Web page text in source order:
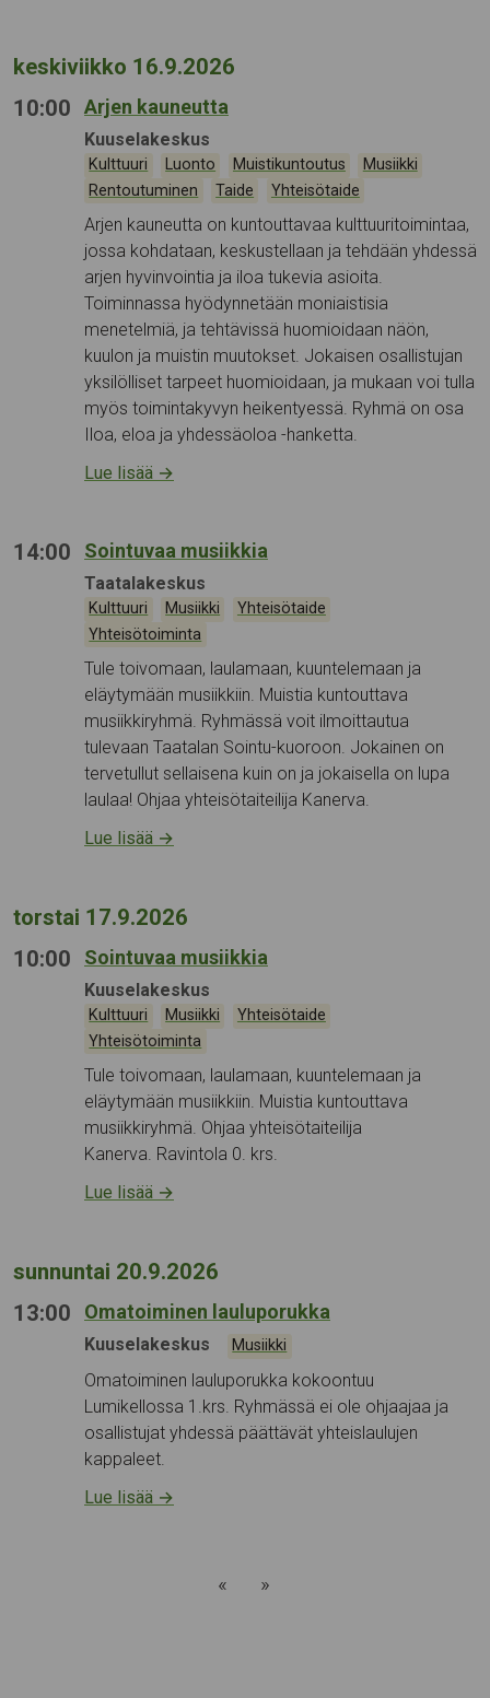
keskiviikko 16.9.2026
10:00
Arjen kauneutta
Tapahtumapaikka:
Kuuselakeskus
Kategoriat:
Kulttuuri Luonto Muistikuntoutus Musiikki
Rentoutuminen Taide Yhteisötaide
Arjen kauneutta on kuntouttavaa kulttuuritoimintaa,
jossa kohdataan, keskustellaan ja tehdään yhdessä
arjen hyvinvointia ja iloa tukevia asioita.
Toiminnassa hyödynnetään moniaistisia
menetelmiä, ja tehtävissä huomioidaan näön,
kuulon ja muistin muutokset. Jokaisen osallistujan
yksilölliset tarpeet huomioidaan, ja mukaan voi tulla
myös toimintakyvyn heikentyessä. Ryhmä on osa
Iloa, eloa ja yhdessäoloa -hanketta.
Lue lisää →
14:00 Sointuvaa musiikkia
Tapahtumapaikka:
Taatalakeskus
Kategoriat:
Kulttuuri Musiikki Yhteisötaide
Yhteisötoiminta
Tule toivomaan, laulamaan, kuuntelemaan ja
eläytymään musiikkiin. Muistia kuntouttava
musiikkiryhmä. Ryhmässä voit ilmoittautua
tulevaan Taatalan Sointu-kuoroon. Jokainen on
tervetullut sellaisena kuin on ja jokaisella on lupa
laulaa! Ohjaa yhteisötaiteilija Kanerva.
Lue lisää →
torstai 17.9.2026
10:00
Sointuvaa musiikkia
Tapahtumapaikka:
Kuuselakeskus
Kategoriat:
Kulttuuri Musiikki Yhteisötaide
Yhteisötoiminta
Tule toivomaan, laulamaan, kuuntelemaan ja
eläytymään musiikkiin. Muistia kuntouttava
musiikkiryhmä. Ohjaa yhteisötaiteilija
Kanerva. Ravintola 0. krs.
Lue lisää →
sunnuntai 20.9.2026
13:00
Omatoiminen lauluporukka
Tapahtumapaikka:
Kuuselakeskus Kategoriat:
Musiikki
Omatoiminen lauluporukka kokoontuu
Lumikellossa 1.krs. Ryhmässä ei ole ohjaajaa ja
osallistujat yhdessä päättävät yhteislaulujen
kappaleet.
Lue lisää →
« »